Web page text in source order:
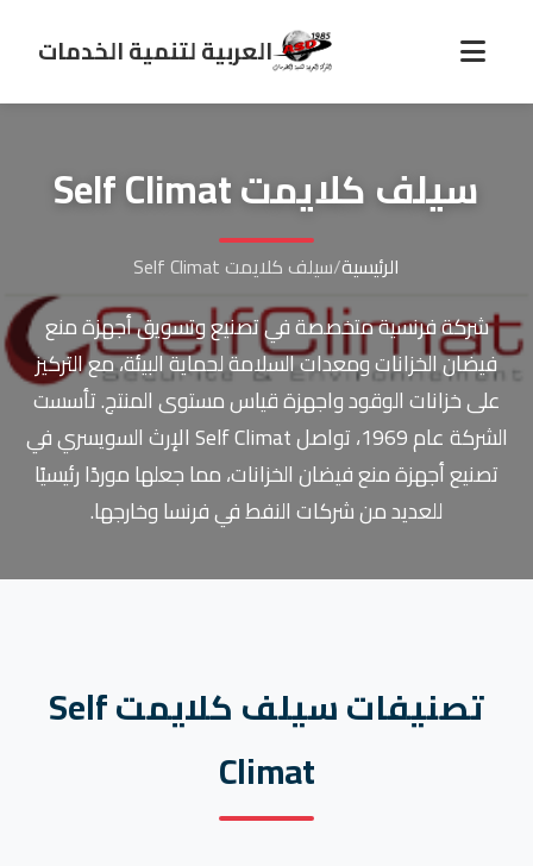
العربية لتنمية الخدمات
سيلف كلايمت Self Climat
الرئيسية/سيلف كلايمت Self Climat
شركة فرنسية متخصصة في تصنيع وتسويق أجهزة منع
فيضان الخزانات ومعدات السلامة لحماية البيئة، مع التركيز
على خزانات الوقود واجهزة قياس مستوى المنتج. تأسست
الشركة عام 1969، تواصل Self Climat الإرث السويسري في
تصنيع أجهزة منع فيضان الخزانات، مما جعلها موردًا رئيسيًا
للعديد من شركات النفط في فرنسا وخارجها.
تصنيفات سيلف كلايمت Self
Climat